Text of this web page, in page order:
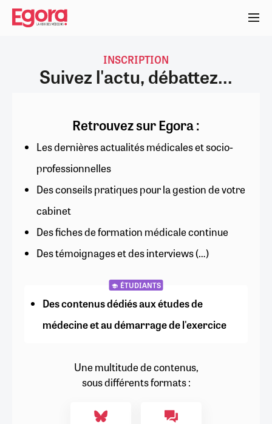
Aller
contenu
INSCRIPTION
Suivez l'actu, débattez...
Retrouvez sur Egora :
Les dernières actualités médicales et socio-
professionnelles
Des conseils pratiques pour la gestion de votre
cabinet
Des fiches de formation médicale continue
Des témoignages et des interviews (…)
ÉTUDIANTS
Des contenus dédiés aux études de
médecine et au démarrage de l'exercice
Une multitude de contenus,
sous différents formats :